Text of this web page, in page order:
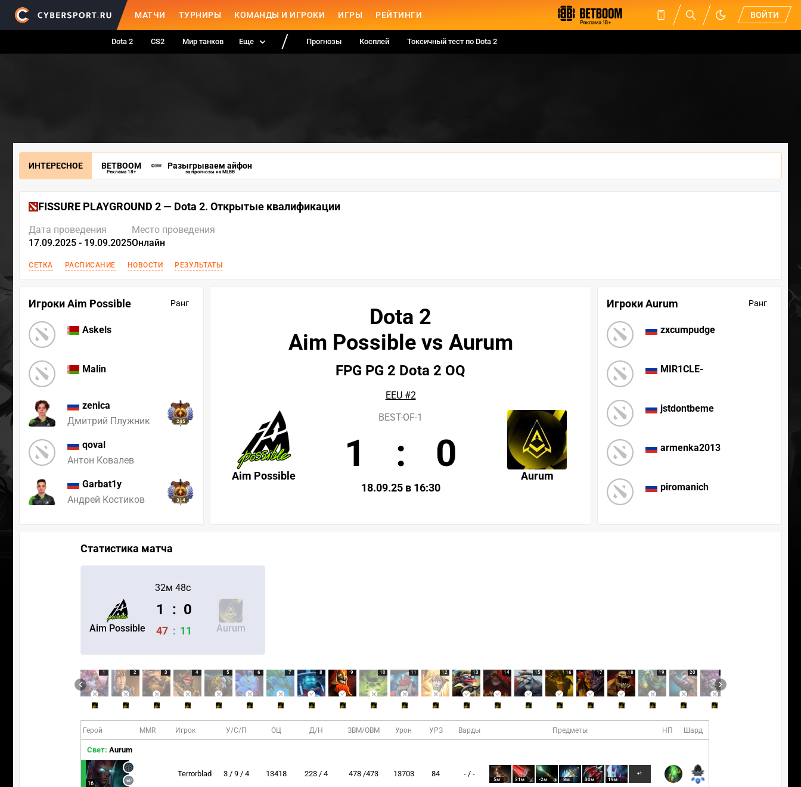
МАТЧИ ТУРНИРЫ КОМАНДЫ И ИГРОКИ ИГРЫ РЕЙТИНГИ ВОЙТИ
Dota 2 CS2 Мир танков Еще Прогнозы Косплей Токсичный тест по Dota 2
ИНТЕРЕСНОЕ BETBOOM
Реклама 18+
Разыгрываем айфон
за прогнозы на MLBB
FISSURE PLAYGROUND 2 — Dota 2. Открытые квалификации
Дата проведения
17.09.2025 - 19.09.2025
Место проведения
Онлайн
СЕТКА РАСПИСАНИЕ НОВОСТИ РЕЗУЛЬТАТЫ
Игроки Aim Possible Ранг
Askels
Malin
zenica
Дмитрий Плужник
245
qoval
Антон Ковалев
Garbat1y
Андрей Костиков
314
Игроки Aurum Ранг
zxcumpudge
MIR1CLE-
jstdontbeme
armenka2013
piromanich
Dota 2
Aim Possible vs Aurum
FPG PG 2 Dota 2 OQ
EEU #2
Aim Possible Aurum
BEST-OF-1
1 : 0
18.09.25 в 16:30
Статистика матча
32м 48с
Aim Possible Aurum
1 : 0
47 : 11
1 2 3 4 5 6 7 8 9 10 11 12 13 14 15 16 17 18 19 20
Герой MMR Игрок У/С/П ОЦ Д/Н ЗВМ/ОВМ Урон УРЗ Варды Предметы НП Шард
Свет: Aurum
16
Terrorblade 3 / 9 / 4 13418 223 / 4 478 /473 13703 84 - / -
5м 31м -2м 8м 30м 19м
+1